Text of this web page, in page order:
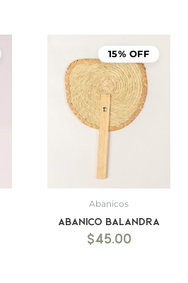
15% OFF
Abanicos
Abanico Balandra
$45.00